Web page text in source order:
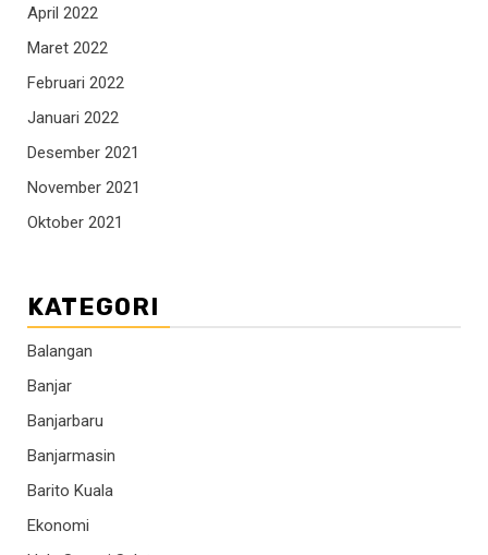
April 2022
Maret 2022
Februari 2022
Januari 2022
Desember 2021
November 2021
Oktober 2021
KATEGORI
Balangan
Banjar
Banjarbaru
Banjarmasin
Barito Kuala
Ekonomi